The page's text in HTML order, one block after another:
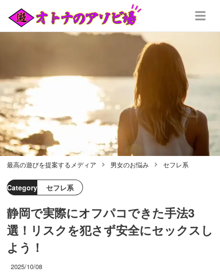
最高の遊びを提案するメディア 男女のお悩み セフレ系
Category セフレ系
静岡で実際にオフパコできた手法3
選！リスクを犯さず安全にセックスし
よう！
2025/10/08